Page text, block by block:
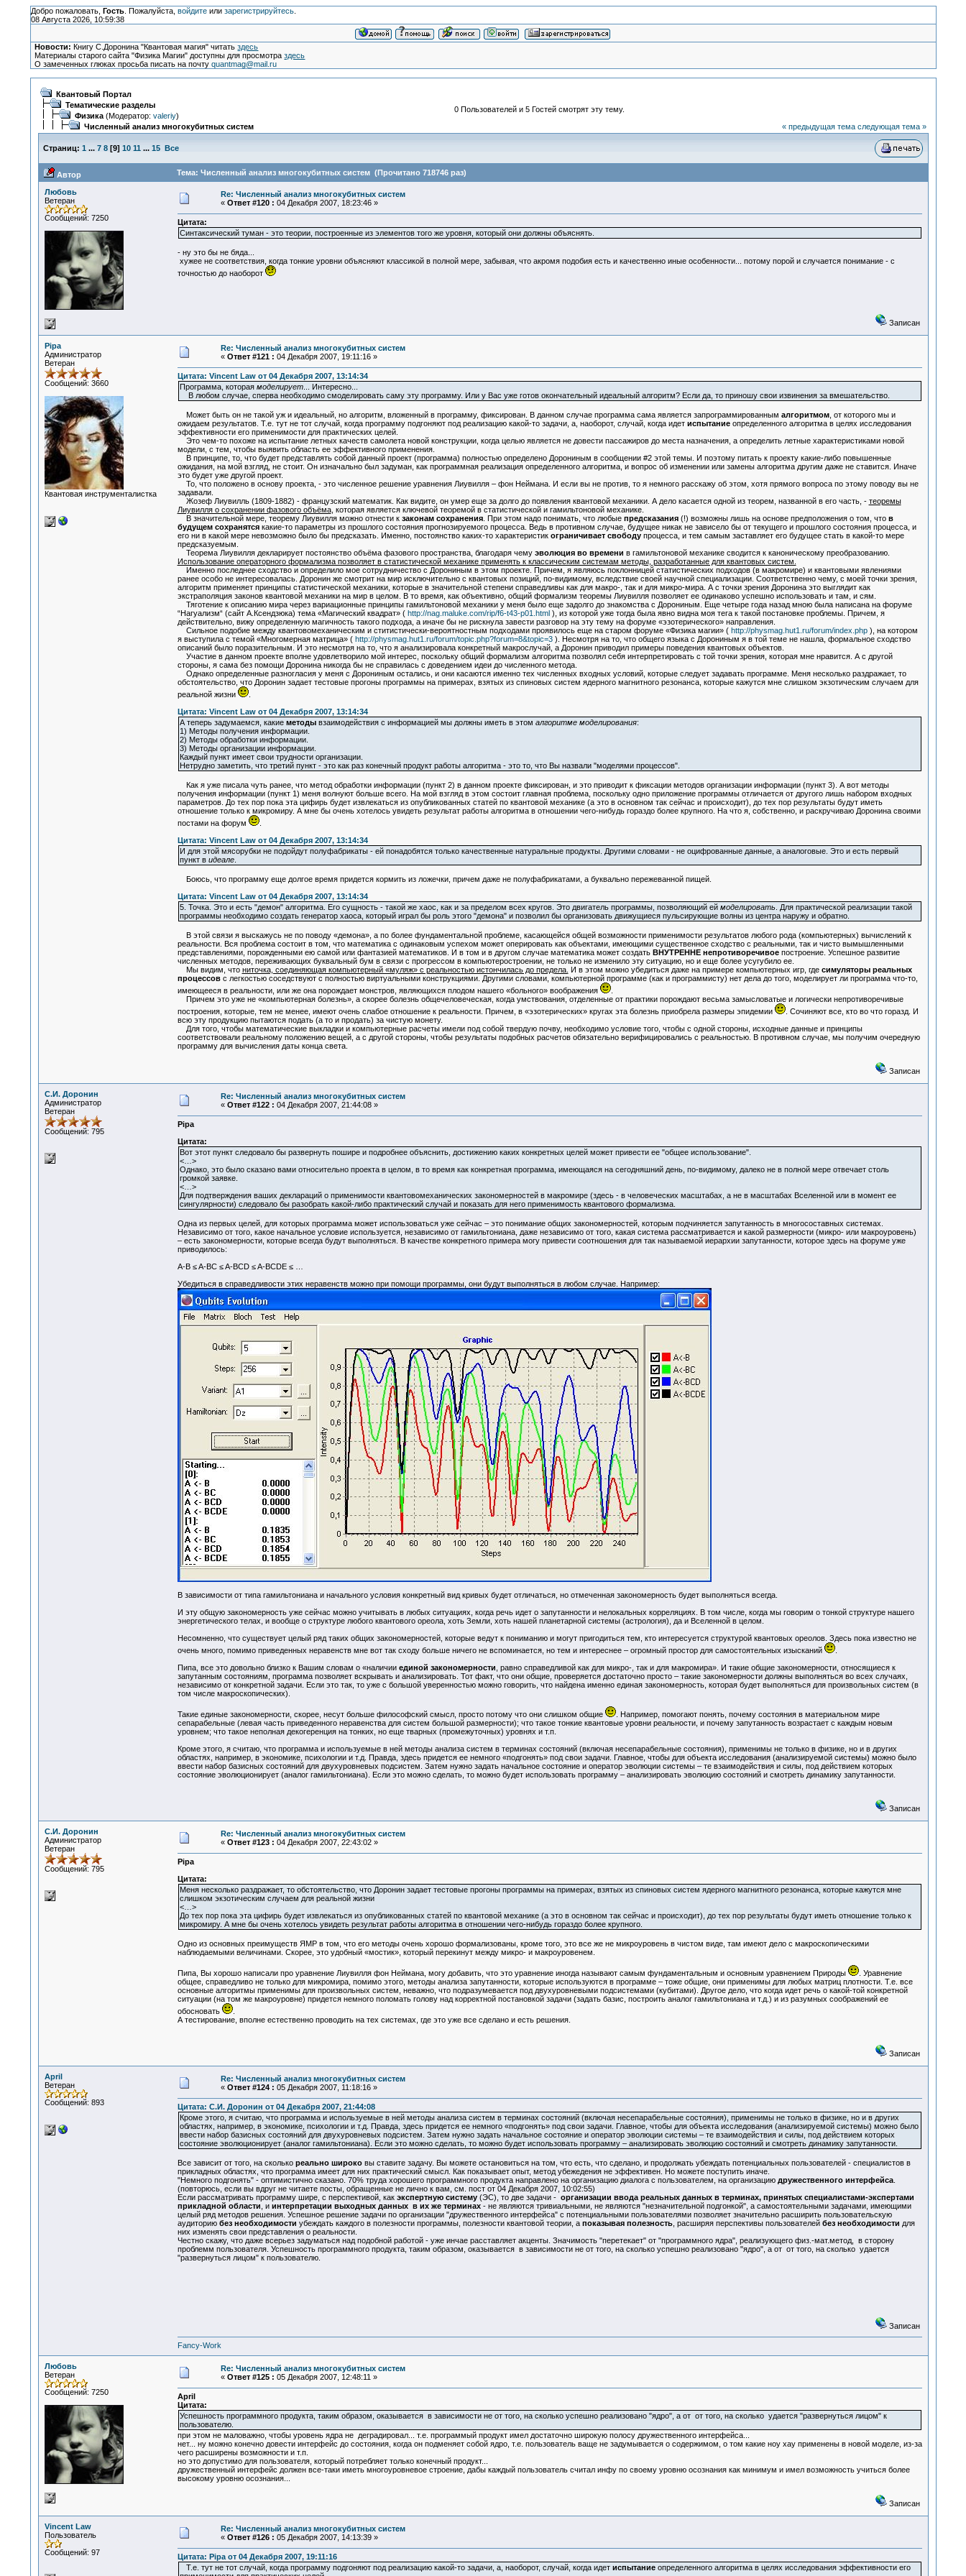
Добро пожаловать, Гость. Пожалуйста, войдитеили зарегистрируйтесь.
08 Августа 2026, 10:59:38
Новости: Книгу С.Доронина "Квантовая магия" читатьздесь
Материалы старого сайта "Физика Магии" доступны для просмотраздесь
О замеченных глюках просьба писать на почтуquantmag@mail.ru
Квантовый Портал
Тематические разделы
Физика(Модератор: valeriy)
Численный анализ многокубитных систем
0 Пользователей и 5 Гостей смотрят эту тему.
« предыдущая тема следующая тема »
Страниц: 1 ... 7 8[9] 10 11 ... 15 Все
Автор Тема: Численный анализ многокубитных систем (Прочитано 718746 раз)
Любовь
Ветеран
Сообщений: 7250
Re: Численный анализ многокубитных систем
« Ответ #120 : 04 Декабря 2007, 18:23:46 »
Цитата:
Синтаксический туман - это теории, построенные из элементов того же уровня, который они должны объяснять.
- ну это бы не бяда...
хужее не соответствия, когда тонкие уровни объясняют классикой в полной мере, забывая, что акромя подобия есть и качественно иные особенности... потому порой и случается понимание - с
точностью до наоборот
Записан
Pipa
Администратор
Ветеран
Сообщений: 3660
Квантовая инструменталистка
Re: Численный анализ многокубитных систем
« Ответ #121 : 04 Декабря 2007, 19:11:16 »
Цитата: Vincent Law от 04 Декабря 2007, 13:14:34
Программа, которая моделирует... Интересно...
В любом случае, сперва необходимо смоделировать саму эту программу. Или у Вас уже готов окончательный идеальный алгоритм? Если да, то приношу свои извинения за вмешательство.
Может быть он не такой уж и идеальный, но алгоритм, вложенный в программу, фиксирован. В данном случае программа сама является запрограммированным алгоритмом, от которого мы и
ожидаем результатов. Т.е. тут не тот случай, когда программу подгоняют под реализацию какой-то задачи, а, наоборот, случай, когда идет испытаниеопределенного алгоритма в целях исследования
эффективности его применимости для практических целей.
Это чем-то похоже на испытание летных качеств самолета новой конструкции, когда целью является не довести пассажиров до места назначения, а определить летные характеристиками новой
модели, с тем, чтобы выявить область ее эффективного применения.
В принципе, то, что будет представлять собой данный проект (программа) полностью определено Дорониным в сообщении #2 этой темы. И поэтому питать к проекту какие-либо повышенные
ожидания, на мой взгляд, не стоит. Он изначально был задуман, как программная реализация определенного алгоритма, и вопрос об изменении или замены алгоритма другим даже не ставится. Иначе
это будет уже другой проект.
То, что положено в основу проекта, - это численное решение уравнения Лиувилля – фон Неймана. И если вы не против, то я немного расскажу об этом, хотя прямого вопроса по этому поводу вы не
задавали.
Жозеф Лиувилль (1809-1882) - французский математик. Как видите, он умер еще за долго до появления квантовой механики. А дело касается одной из теорем, названной в его часть, - теоремы
Лиувилля о сохранении фазового объёма, которая является ключевой теоремой в статистической и гамильтоновой механике.
В значительной мере, теорему Лиувилля можно отнести к законам сохранения. При этом надо понимать, что любые предсказания(!) возможны лишь на основе предположения о том, что в
будущем сохранятсякакие-то параметры из прошлого состояния прогнозируемого процесса. Ведь в противном случае, будущее никак не зависело бы от текущего и прошлого состояния процесса, и
его ни в какой мере невозможно было бы предсказать. Именно, постоянство каких-то характеристик ограничивает свободупроцесса, и тем самым заставляет его будущее стать в какой-то мере
предсказуемым.
Теорема Лиувилля декларирует постоянство объёма фазового пространства, благодаря чему эволюция во времени в гамильтоновой механике сводится к каноническому преобразованию.
Использование операторного формализма позволяет в статистической механике применять к классическим системам методы, разработанные для квантовых систем.
Именно последнее сходство и определило мое сотрудничество с Дорониным в этом проекте. Причем, я являюсь поклонницей статистических подходов (в макромире) и квантовыми явлениями
ранее особо не интересовалась. Доронин же смотрит на мир исключительно с квантовых позиций, по-видимому, вследствие своей научной специализации. Соответственно чему, с моей точки зрения,
алгоритм применяет принципы статистической механики, которые в значительной степени справедливы как для макро-, так и для микро-мира. А с точки зрения Доронина это выглядит как
экстраполяция законов квантовой механики на мир в целом. В то время, как объективно, общий формализм теоремы Лиувилля позволяет ее одинаково успешно использовать и там, и сям.
Тяготение к описанию мира через вариационные принципы гамильтоновой механики у меня было еще задолго до знакомства с Дорониным. Еще четыре года назад мною была написана на форуме
“Нагуализм“ (сайт А.Ксендзюка) тема «Магический квадрат» ( http://nag.maluke.com/rip/f6-t43-p01.html ), из которой уже тогда была явно видна моя тега к такой постановке проблемы. Причем, я
действительно, вижу определенную магичность такого подхода, а иначе бы не рискнула завести разговор на эту тему на форуме «эзотерического» направления.
Сильное подобие между квантовомеханическим и ститистически-вероятностным подходами проявилось еще на старом форуме «Физика магии» ( http://physmag.hut1.ru/forum/index.php), на котором
я выступила с темой «Многомерная матрица» ( http://physmag.hut1.ru/forum/topic.php?forum=8&topic=3). Несмотря на то, что общего языка с Дорониным я в той теме не нашла, формальное сходство
описаний было поразительным. И это несмотря на то, что я анализировала конкретный макрослучай, а Доронин приводил примеры поведения квантовых объектов.
Участие в данном проекте вполне удовлетворило мой интерес, поскольку общий формализм алгоритма позволял себя интерпретировать с той точки зрения, которая мне нравится. А с другой
стороны, я сама без помощи Доронина никогда бы не справилась с доведением идеи до численного метода.
Однако определенные разногласия у меня с Дорониным остались, и они касаются именно тех численных входных условий, которые следует задавать программе. Меня несколько раздражает, то
обстоятельство, что Доронин задает тестовые прогоны программы на примерах, взятых из спиновых систем ядерного магнитного резонанса, которые кажутся мне слишком экзотическим случаем для
реальной жизни
.
Цитата: Vincent Law от 04 Декабря 2007, 13:14:34
А теперь задумаемся, какие методывзаимодействия с информацией мы должны иметь в этом алгоритме моделирования:
1) Методы получения информации.
2) Методы обработки информации.
3) Методы организации информации.
Каждый пункт имеет свои трудности организации.
Нетрудно заметить, что третий пункт - это как раз конечный продукт работы алгоритма - это то, что Вы назвали "моделями процессов".
Как я уже писала чуть ранее, что метод обработки информации (пункт 2) в данном проекте фиксирован, и это приводит к фиксации методов организации информации (пункт 3). А вот методы
получения информации (пункт 1) меня волнуют больше всего. На мой взгляд в этом состоит главная проблема, поскольку одно приложение программы отличается от другого лишь набором входных
параметров. До тех пор пока эта цифирь будет извлекаться из опубликованных статей по квантовой механике (а это в основном так сейчас и происходит), до тех пор результаты будут иметь
отношение только к микромиру. А мне бы очень хотелось увидеть результат работы алгоритма в отношении чего-нибудь гораздо более крупного. На что я, собственно, и раскручиваю Доронина своими
постами на форум
.
Цитата: Vincent Law от 04 Декабря 2007, 13:14:34
И для этой мясорубки не подойдут полуфабрикаты - ей понадобятся только качественные натуральные продукты. Другими словами - не оцифрованные данные, а аналоговые. Это и есть первый
пункт в идеале.
Боюсь, что программу еще долгое время придется кормить из ложечки, причем даже не полуфабрикатами, а буквально пережеванной пищей.
Цитата: Vincent Law от 04 Декабря 2007, 13:14:34
5. Точка. Это и есть "демон" алгоритма. Его сущность - такой же хаос, как и за пределом всех кругов. Это двигатель программы, позволяющий ей моделировать . Для практической реализации такой
программы необходимо создать генератор хаоса, который играл бы роль этого "демона" и позволил бы организовать движущиеся пульсирующие волны из центра наружу и обратно.
В этой связи я выскажусь не по поводу «демона», а по более фундаментальной проблеме, касающейся общей возможности применимости результатов любого рода (компьютерных) вычислений к
реальности. Вся проблема состоит в том, что математика с одинаковым успехом может оперировать как объектами, имеющими существенное сходство с реальными, так и чисто вымышленными
представлениями, порожденными ею самой или фантазией математиков. И в том и в другом случае математика может создать ВНУТРЕННЕ непротиворечивоепостроение. Успешное развитие
численных методов, переживающих буквальный бум в связи с прогрессом в компьютеростроении, не только не изменило эту ситуацию, но и еще более усугубило ее.
Мы видим, что ниточка, соединяющая компьютерный «муляж» с реальностью истончилась до предела. И в этом можно убедиться даже на примере компьютерных игр, где симуляторы реальных
процессовс легкостью соседствуют с полностью виртуальными конструкциями. Другими словами, компьютерной программе (как и программисту) нет дела до того, моделирует ли программа что-то,
имеющееся в реальности, или же она порождает монстров, являющихся плодом нашего «больного» воображения
.
Причем это уже не «компьютерная болезнь», а скорее болезнь общечеловеческая, когда умствования, отделенные от практики порождают весьма замысловатые и логически непротиворечивые
построения, которые, тем не менее, имеют очень слабое отношение к реальности. Причем, в «эзотерических» кругах эта болезнь приобрела размеры эпидемии
. Сочиняют все, кто во что горазд. И
всю эту продукцию пытаются подать (а то и продать) за чистую монету.
Для того, чтобы математические выкладки и компьютерные расчеты имели под собой твердую почву, необходимо условие того, чтобы с одной стороны, исходные данные и принципы
соответствовали реальному положению вещей, а с другой стороны, чтобы результаты подобных расчетов обязательно верифицировались с реальностью. В противном случае, мы получим очередную
программу для вычисления даты конца света.
Записан
С.И. Доронин
Администратор
Ветеран
Сообщений: 795
Re: Численный анализ многокубитных систем
« Ответ #122 : 04 Декабря 2007, 21:44:08 »
Pipa
Цитата:
Вот этот пункт следовало бы развернуть пошире и подробнее объяснить, достижению каких конкретных целей может привести ее "общее использование".
<…>
Однако, это было сказано вами относительно проекта в целом, в то время как конкретная программа, имеющаяся на сегодняшний день, по-видимому, далеко не в полной мере отвечает столь
громкой заявке.
<…>
Для подтверждения ваших деклараций о применимости квантовомеханических закономерностей в макромире (здесь - в человеческих масштабах, а не в масштабах Вселенной или в момент ее
сингулярности) следовало бы разобрать какой-либо практический случай и показать для него применимость квантового формализма.
Одна из первых целей, для которых программа может использоваться уже сейчас – это понимание общих закономерностей, которым подчиняется запутанность в многосоставных системах.
Независимо от того, какое начальное условие используется, независимо от гамильтониана, даже независимо от того, какая система рассматривается и какой размерности (микро- или макроуровень)
– есть закономерности, которые всегда будут выполняться. В качестве конкретного примера могу привести соотношения для так называемой иерархии запутанности, которое здесь на форуме уже
приводилось:
A-B ≤ A-BC ≤ A-BCD ≤ A-BCDE ≤ …
Убедиться в справедливости этих неравенств можно при помощи программы, они будут выполняться в любом случае. Например:
В зависимости от типа гамильтониана и начального условия конкретный вид кривых будет отличаться, но отмеченная закономерность будет выполняться всегда.
И эту общую закономерность уже сейчас можно учитывать в любых ситуациях, когда речь идет о запутанности и нелокальных корреляциях. В том числе, когда мы говорим о тонкой структуре нашего
энергетического телах, и вообще о структуре любого квантового ореола, хоть Земли, хоть нашей планетарной системы (астрология), да и Вселенной в целом.
Несомненно, что существует целый ряд таких общих закономерностей, которые ведут к пониманию и могут пригодиться тем, кто интересуется структурой квантовых ореолов. Здесь пока известно не
очень много, помимо приведенных неравенств мне вот так сходу больше ничего не вспоминается, но тем и интереснее – огромный простор для самостоятельных изысканий
.
Пипа, все это довольно близко к Вашим словам о «наличии единой закономерности , равно справедливой как для микро-, так и для макромира». И такие общие закономерности, относящиеся к
запутанным состояниям, программа позволяет вскрывать и анализировать. Тот факт, что они общие, проверяется достаточно просто – такие закономерности должны выполняться во всех случаях,
независимо от конкретной задачи. Если это так, то уже с большой уверенностью можно говорить, что найдена именно единая закономерность, которая будет выполняться для произвольных систем (в
том числе макроскопических).
Такие единые закономерности, скорее, несут больше философский смысл, просто потому что они слишком общие
. Например, помогают понять, почему состояния в материальном мире
сепарабельные (левая часть приведенного неравенства для систем большой размерности); что такое тонкие квантовые уровни реальности, и почему запутанность возрастает с каждым новым
уровнем; что такое неполная декогеренция на тонких, но еще тварных (промежуточных) уровнях и т.п.
Кроме этого, я считаю, что программа и используемые в ней методы анализа систем в терминах состояний (включая несепарабельные состояния), применимы не только в физике, но и в других
областях, например, в экономике, психологии и т.д. Правда, здесь придется ее немного «подгонять» под свои задачи. Главное, чтобы для объекта исследования (анализируемой системы) можно было
ввести набор базисных состояний для двухуровневых подсистем. Затем нужно задать начальное состояние и оператор эволюции системы – те взаимодействия и силы, под действием которых
состояние эволюционирует (аналог гамильтониана). Если это можно сделать, то можно будет использовать программу – анализировать эволюцию состояний и смотреть динамику запутанности.
Записан
С.И. Доронин
Администратор
Ветеран
Сообщений: 795
Re: Численный анализ многокубитных систем
« Ответ #123 : 04 Декабря 2007, 22:43:02 »
Pipa
Цитата:
Меня несколько раздражает, то обстоятельство, что Доронин задает тестовые прогоны программы на примерах, взятых из спиновых систем ядерного магнитного резонанса, которые кажутся мне
слишком экзотическим случаем для реальной жизни
<…>
До тех пор пока эта цифирь будет извлекаться из опубликованных статей по квантовой механике (а это в основном так сейчас и происходит), до тех пор результаты будут иметь отношение только к
микромиру. А мне бы очень хотелось увидеть результат работы алгоритма в отношении чего-нибудь гораздо более крупного.
Одно из основных преимуществ ЯМР в том, что его методы очень хорошо формализованы, кроме того, это все же не микроуровень в чистом виде, там имеют дело с макроскопическими
наблюдаемыми величинами. Скорее, это удобный «мостик», который перекинут между микро- и макроуровенем.
Пипа, Вы хорошо написали про уравнение Лиувилля фон Неймана, могу добавить, что это уравнение иногда называют самым фундаментальным и основным уравнением Природы
. Уравнение
общее, справедливо не только для микромира, помимо этого, методы анализа запутанности, которые используются в программе – тоже общие, они применимы для любых матриц плотности. Т.е. все
основные алгоритмы применимы для произвольных систем, неважно, что подразумевается под двухуровневыми подсистемами (кубитами). Другое дело, что когда идет речь о какой-той конкретной
ситуации (на том же макроуровне) придется немного поломать голову над корректной постановкой задачи (задать базис, построить аналог гамильтониана и т.д.) и из разумных соображений ее
обосновать
.
А тестирование, вполне естественно проводить на тех системах, где это уже все сделано и есть решения.
Записан
April
Ветеран
Сообщений: 893
Re: Численный анализ многокубитных систем
« Ответ #124 : 05 Декабря 2007, 11:18:16 »
Цитата: С.И. Доронин от 04 Декабря 2007, 21:44:08
Кроме этого, я считаю, что программа и используемые в ней методы анализа систем в терминах состояний (включая несепарабельные состояния), применимы не только в физике, но и в других
областях, например, в экономике, психологии и т.д. Правда, здесь придется ее немного «подгонять» под свои задачи. Главное, чтобы для объекта исследования (анализируемой системы) можно было
ввести набор базисных состояний для двухуровневых подсистем. Затем нужно задать начальное состояние и оператор эволюции системы – те взаимодействия и силы, под действием которых
состояние эволюционирует (аналог гамильтониана). Если это можно сделать, то можно будет использовать программу – анализировать эволюцию состояний и смотреть динамику запутанности.
Все зависит от того, на сколько реально широко вы ставите задачу. Вы можете остановиться на том, что есть, что сделано, и продолжать убеждать потенциальных пользователей - специалистов в
прикладных областях, что программа имеет для них практический смысл. Как показывает опыт, метод убежедения не эффективен. Но можете поступить иначе.
"Немного подгонять" - оптимистично сказано. 70% труда хорошего программного продукта направлено на организацию диалога с пользователем, на организацию дружественного интерфейса.
(повторюсь, если вы вдруг не читаете посты, обращенные не лично к вам, см. пост от 04 Декабря 2007, 10:02:55)
Если рассматривать программу шире, с перспективой, как экспертную систему (ЭС), то две задачи - организации ввода реальных данных в терминах, принятых специалистами-экспертами
прикладной области , и интерпретации выходных данных в их же терминах - не являются тривиальными, не являются "незначительной подгонкой", а самостоятельными задачами, имеющими
целый ряд методов решения. Успешное решение задачи по организации "дружественного интерфейса" с потенциальными пользователями позволяет значительно расширить пользовательскую
аудиторию без необходимости убеждать каждого в полезности программы, полезности квантовой теории, а показывая полезность, расширяя перспективы пользователей без необходимости для
них изменять свои представления о реальности.
Честно скажу, что даже всерьез задуматься над подобной работой - уже инчае расставляет акценты. Значимость "перетекает" от "программного ядра", реализующего физ.-мат.метод, в сторону
проблемм пользователя. Успешность программного продукта, таким образом, оказывается в зависимости не от того, на сколько успешно реализовано "ядро", а от от того, на сколько удается
"развернуться лицом" к пользователю.
Записан
Fancy-Work
Любовь
Ветеран
Сообщений: 7250
Re: Численный анализ многокубитных систем
« Ответ #125 : 05 Декабря 2007, 12:48:11 »
April
Цитата:
Успешность программного продукта, таким образом, оказывается в зависимости не от того, на сколько успешно реализовано "ядро", а от от того, на сколько удается "развернуться лицом" к
пользователю.
при этом не маловажно, чтобы уровень ядра не деградировал... т.е. программый продукт имел достаточно широкую полосу дружественного интерфейса...
нет... ну можно конечно довести интерфейс до состояния, когда он подменяет собой ядро, т.е. пользователь ваще не задумывается о содержимом, о том какие ноу хау применены в новой моделе, из-за
чего расширены возможности и т.п.
но это допустимо для пользователя, который потребляет только конечный продукт...
дружественный интерфейс должен все-таки иметь многоуровневое строение, дабы каждый пользователь считал инфу по своему уровню осознания как минимум и имел возможность учиться более
высокому уровню осознания...
Записан
Vincent Law
Пользователь
Сообщений: 97
Re: Численный анализ многокубитных систем
« Ответ #126 : 05 Декабря 2007, 14:13:39 »
Цитата: Pipa от 04 Декабря 2007, 19:11:16
Т.е. тут не тот случай, когда программу подгоняют под реализацию какой-то задачи, а, наоборот, случай, когда идет испытаниеопределенного алгоритма в целях исследования эффективности его